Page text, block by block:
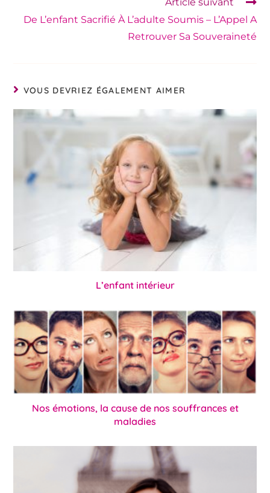
De L’enfant Sacrifié À L’adulte Soumis – L’Appel A
Retrouver Sa Souveraineté
VOUS DEVRIEZ ÉGALEMENT AIMER
L’enfant intérieur
Nos émotions, la cause de nos souffrances et
maladies